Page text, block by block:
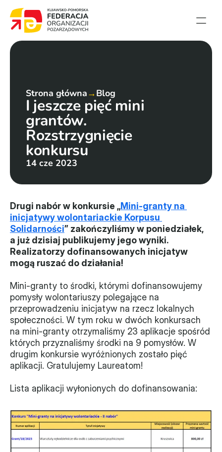
Projekty
Członkowie
English summary
Kontakt
Federacja
Karta zasad
Władze
Historia i działania
Narzędzie samooceny
Kalendarz działań
Projekty
XVII forum NGO
Projekt z powiatem
Przystąp
Członkostwo
Procedura
Strona główna→Blog
I jeszcze pięć mini
grantów.
Rozstrzygnięcie
konkursu
14 cze 2023
Drugi nabór w konkursie „Mini-granty na
inicjatywy wolontariackie Korpusu
Solidarności” zakończyliśmy w poniedziałek,
a już dzisiaj publikujemy jego wyniki.
Realizatorzy dofinansowanych inicjatyw
mogą ruszać do działania!
Mini-granty to środki, którymi dofinansowujemy
pomysły wolontariuszy polegające na
przeprowadzeniu inicjatyw na rzecz lokalnych
społeczności. W tym roku w dwóch konkursach
na mini-granty otrzymaliśmy 23 aplikacje spośród
których przyznaliśmy środki na 9 pomysłów. W
drugim konkursie wyróżnionych zostało pięć
aplikacji. Gratulujemy Laureatom!
Lista aplikacji wyłonionych do dofinansowania: